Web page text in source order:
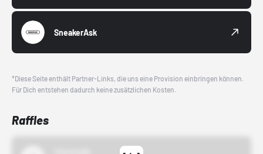
SneakerAsk
*Diese Seite enthält Partner-Links, die uns eine Provision einbringen können.
Für Dich entstehen dadurch keine zusätzlichen Kosten.
Raffles